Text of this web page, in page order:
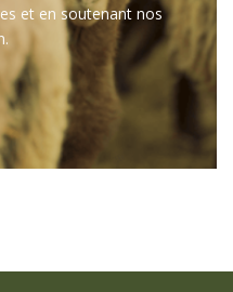
et en soutenant nos